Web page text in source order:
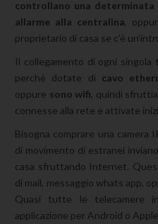
controllano una determinata
allarme alla centralina ,
proprietario di casa se c’è
Il collegamento di ogni
perchè dotate di cavo
oppure sono wifi , quindi
connesse alla rete e attivate
Bisogna comprare una camera
di movimento di estranei
casa sfruttando Internet.
di mail, messaggio whats app,
Quasi tutte le telecamere
applicazione per Android o